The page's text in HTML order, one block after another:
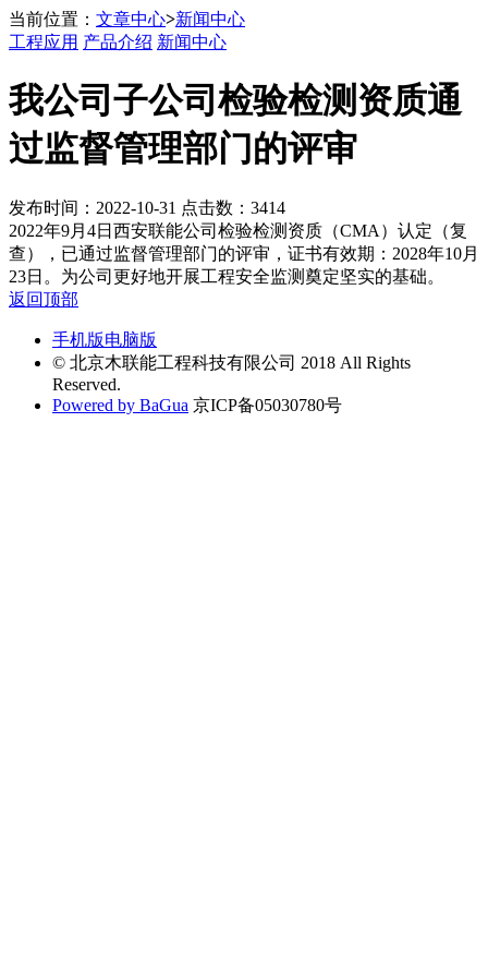
当前位置： 文章中心>新闻中心
工程应用 产品介绍 新闻中心
我公司子公司检验检测资质通
过监督管理部门的评审
发布时间：2022-10-31 点击数：3414
2022年9月4日西安联能公司检验检测资质（CMA）认定（复
查），已通过监督管理部门的评审，证书有效期：2028年10月
23日。为公司更好地开展工程安全监测奠定坚实的基础。
返回顶部
手机版电脑版
© 北京木联能工程科技有限公司 2018 All Rights
Reserved.
Powered by BaGua 京ICP备05030780号